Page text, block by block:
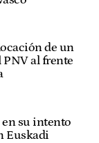
de un
al frente
en su intento
Euskadi